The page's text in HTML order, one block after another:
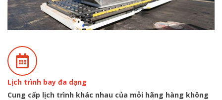
Lịch trình bay đa dạng
Cung cấp lịch trình khác nhau của mỗi hãng hàng không